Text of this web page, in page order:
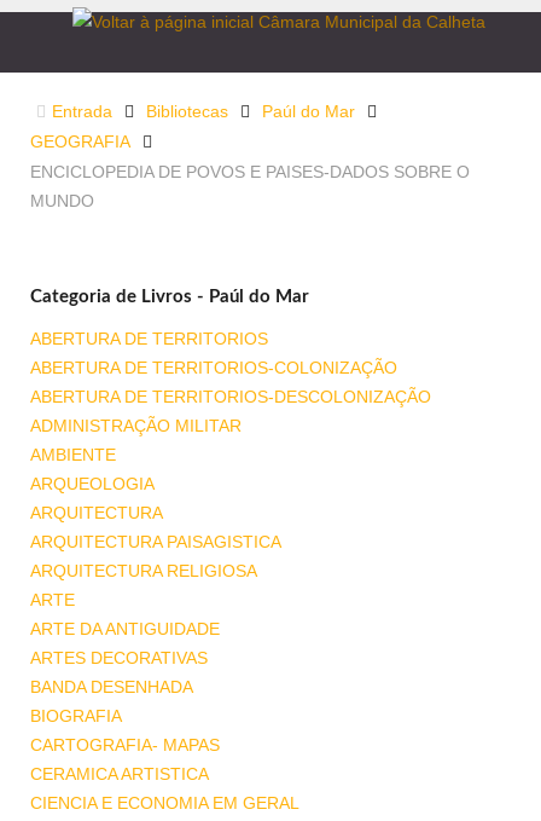
Entrada Bibliotecas
Paúl do Mar
GEOGRAFIA
ENCICLOPEDIA DE POVOS E PAISES-DADOS SOBRE O
MUNDO
Categoria de Livros - Paúl do Mar
ABERTURA DE TERRITORIOS
ABERTURA DE TERRITORIOS-COLONIZAÇÃO
ABERTURA DE TERRITORIOS-DESCOLONIZAÇÃO
ADMINISTRAÇÃO MILITAR
AMBIENTE
ARQUEOLOGIA
ARQUITECTURA
ARQUITECTURA PAISAGISTICA
ARQUITECTURA RELIGIOSA
ARTE
ARTE DA ANTIGUIDADE
ARTES DECORATIVAS
BANDA DESENHADA
BIOGRAFIA
CARTOGRAFIA- MAPAS
CERAMICA ARTISTICA
CIENCIA E ECONOMIA EM GERAL